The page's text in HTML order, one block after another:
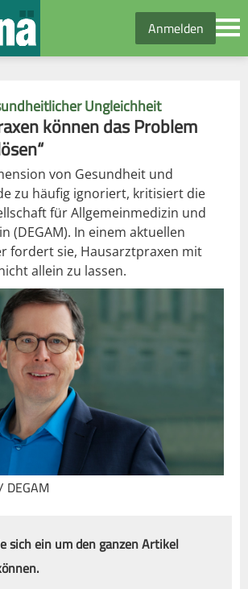
Anmelden
Ungleichheit
können das Problem
von Gesundheit und
zu häufig ignoriert, kritisiert die
für Allgemeinmedizin und
(DEGAM). In einem aktuellen
fordert sie, Hausarztpraxen mit
allein zu lassen.
sich ein um den ganzen Artikel